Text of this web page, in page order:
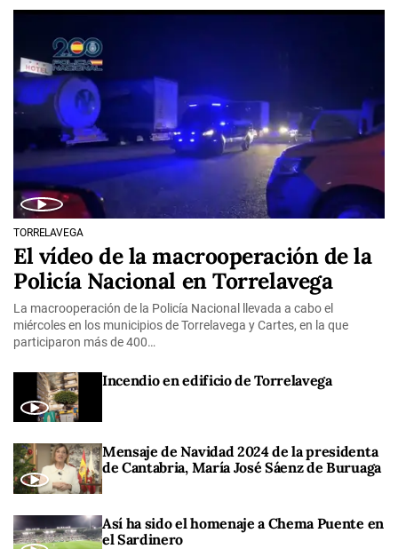
TORRELAVEGA
El vídeo de la macrooperación de la
Policía Nacional en Torrelavega
La macrooperación de la Policía Nacional llevada a cabo el
miércoles en los municipios de Torrelavega y Cartes, en la que
participaron más de 400…
Incendio en edificio de Torrelavega
Mensaje de Navidad 2024 de la presidenta
de Cantabria, María José Sáenz de Buruaga
Así ha sido el homenaje a Chema Puente en
el Sardinero